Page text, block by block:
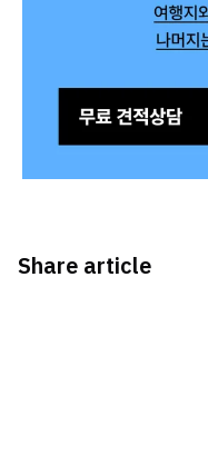
Share article